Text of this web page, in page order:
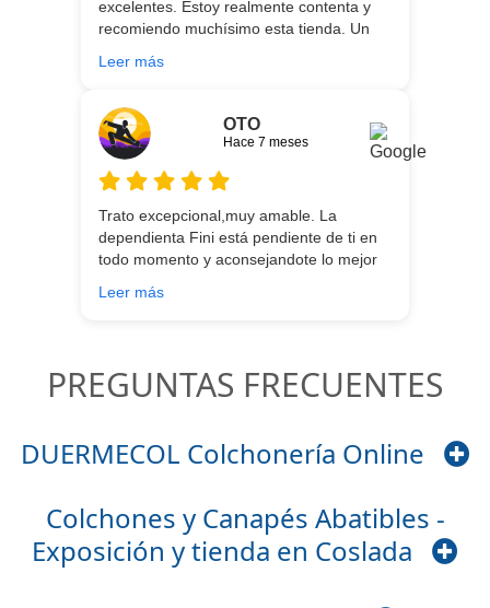
recomiendo muchísimo esta tienda. Un
gran servicio desde el principio hasta la
entrega.
Hace 7 meses
dependienta Fini está pendiente de ti en
todo momento y aconsejandote lo mejor
para ti en función de lo que estés
buscando!!
PREGUNTAS FRECUENTES
DUERMECOL Colchonería Online
Colchones y Canapés Abatibles -
Exposición y tienda en Coslada